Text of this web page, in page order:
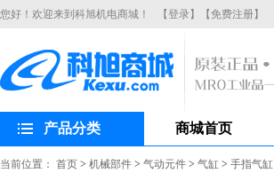
您好！欢迎来到科旭机电商城！ 【登录】 【免费注册】
产品分类 商城首页
当前位置： 首页 > 机械部件 > 气动元件 > 气缸 > 手指气缸